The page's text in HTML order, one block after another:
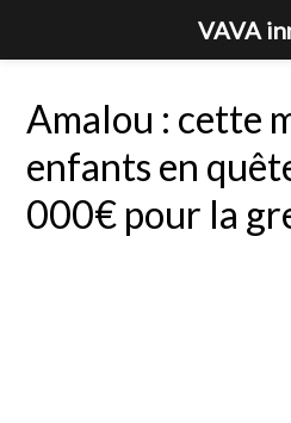
Amalou : cette
enfants en
000€ pour la
VAVA